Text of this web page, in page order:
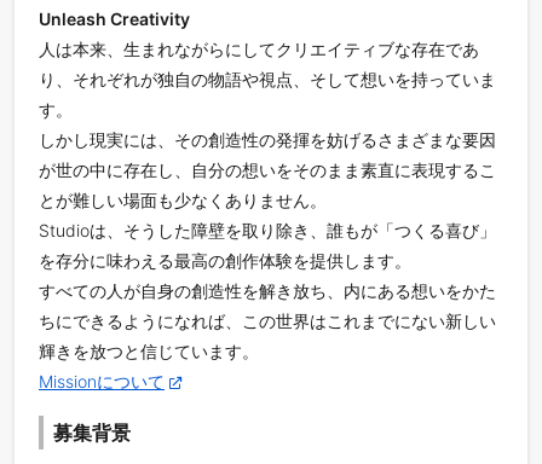
Unleash Creativity
人は本来、生まれながらにしてクリエイティブな存在であ
り、それぞれが独自の物語や視点、そして想いを持っていま
す。
しかし現実には、その創造性の発揮を妨げるさまざまな要因
が世の中に存在し、自分の想いをそのまま素直に表現するこ
とが難しい場面も少なくありません。
Studioは、そうした障壁を取り除き、誰もが「つくる喜び」
を存分に味わえる最高の創作体験を提供します。
すべての人が自身の創造性を解き放ち、内にある想いをかた
ちにできるようになれば、この世界はこれまでにない新しい
輝きを放つと信じています。
Missionについて
募集背景